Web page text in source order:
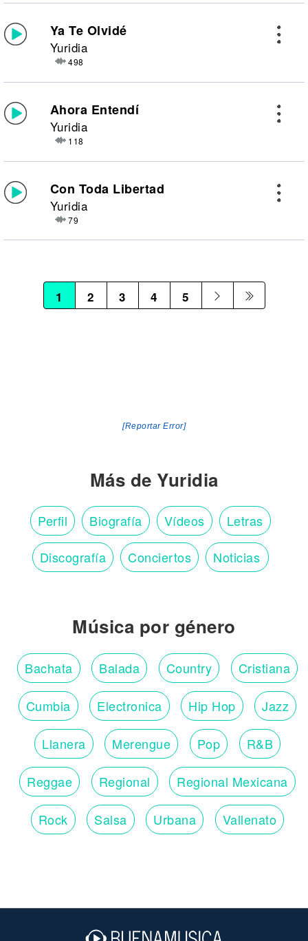
Ya Te Olvidé
Yuridia
498
Ahora Entendí
Yuridia
118
Con Toda Libertad
Yuridia
79
1 2 3 4 5
[Reportar Error]
Más de Yuridia
Perfil Biografía Vídeos Letras
Discografía Conciertos Noticias
Música por género
Bachata Balada Country Cristiana
Cumbia Electronica Hip Hop Jazz
Llanera Merengue Pop R&B
Reggae Regional Regional Mexicana
Rock Salsa Urbana Vallenato